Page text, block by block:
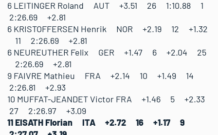
6 LEITINGER Roland AUT +3.51 26 1:10.88 1
2:26.69 +2.81
6 KRISTOFFERSEN Henrik NOR +2.19 12 +1.32
11 2:26.69 +2.81
6 NEUREUTHER Felix GER +1.47 6 +2.04 25
2:26.69 +2.81
9 FAIVRE Mathieu FRA +2.14 10 +1.49 14
2:26.81 +2.93
10 MUFFAT-JEANDET Victor FRA +1.46 5 +2.33
27 2:26.97 +3.09
11 EISATH Florian ITA +2.72 16 +1.17 9